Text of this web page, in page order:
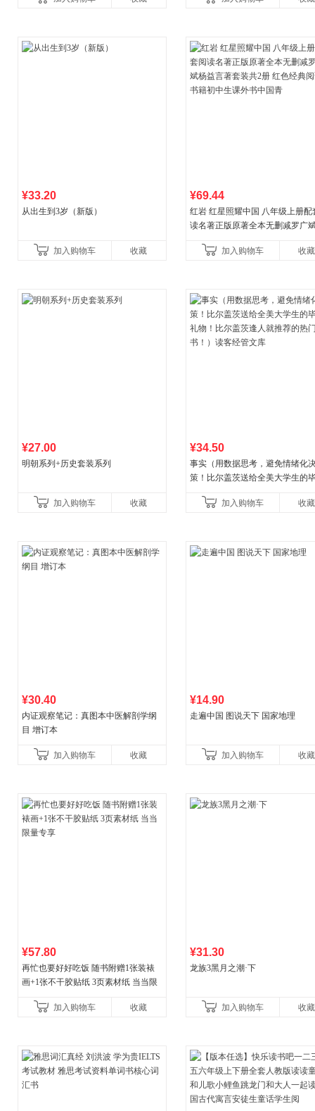
¥33.20
从出生到3岁（新版）
加入购物车 收藏
¥69.44
红岩 红星照耀中国 八年级上册配
读名著正版原著全本无删减罗广
初中生课外书中国青
加入购物车 收藏
¥27.00
明朝系列+历史套装系列
加入购物车 收藏
¥34.50
事实（用数据思考，避免情绪化
策！比尔盖茨送给全美大学生的
书！）读客经管文库
加入购物车 收藏
¥30.40
内证观察笔记：真图本中医解剖学纲
目 增订本
加入购物车 收藏
¥14.90
走遍中国 图说天下 国家地理
加入购物车 收藏
¥57.80
再忙也要好好吃饭 随书附赠1张装裱
画+1张不干胶贴纸 3页素材纸 当当限
加入购物车
收藏
¥31.30
龙族3黑月之潮·下
加入购物车 收藏